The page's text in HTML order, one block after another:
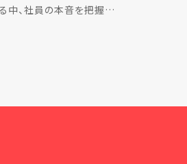
、社員の本音を把握して